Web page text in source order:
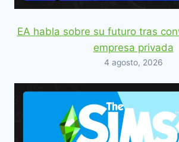
EA habla sobre su futuro tras
empresa privada
4 agosto, 2026